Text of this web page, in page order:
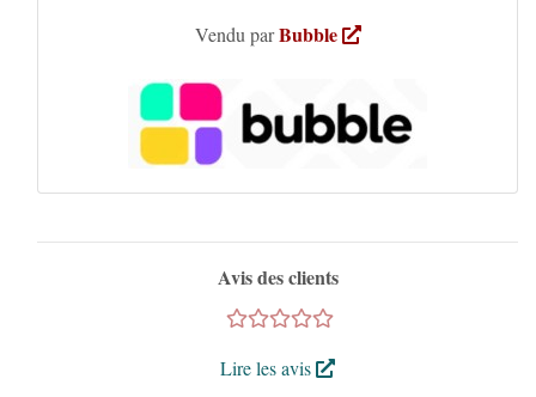
Vendu parBubble
Avis des clients
Lire les avis